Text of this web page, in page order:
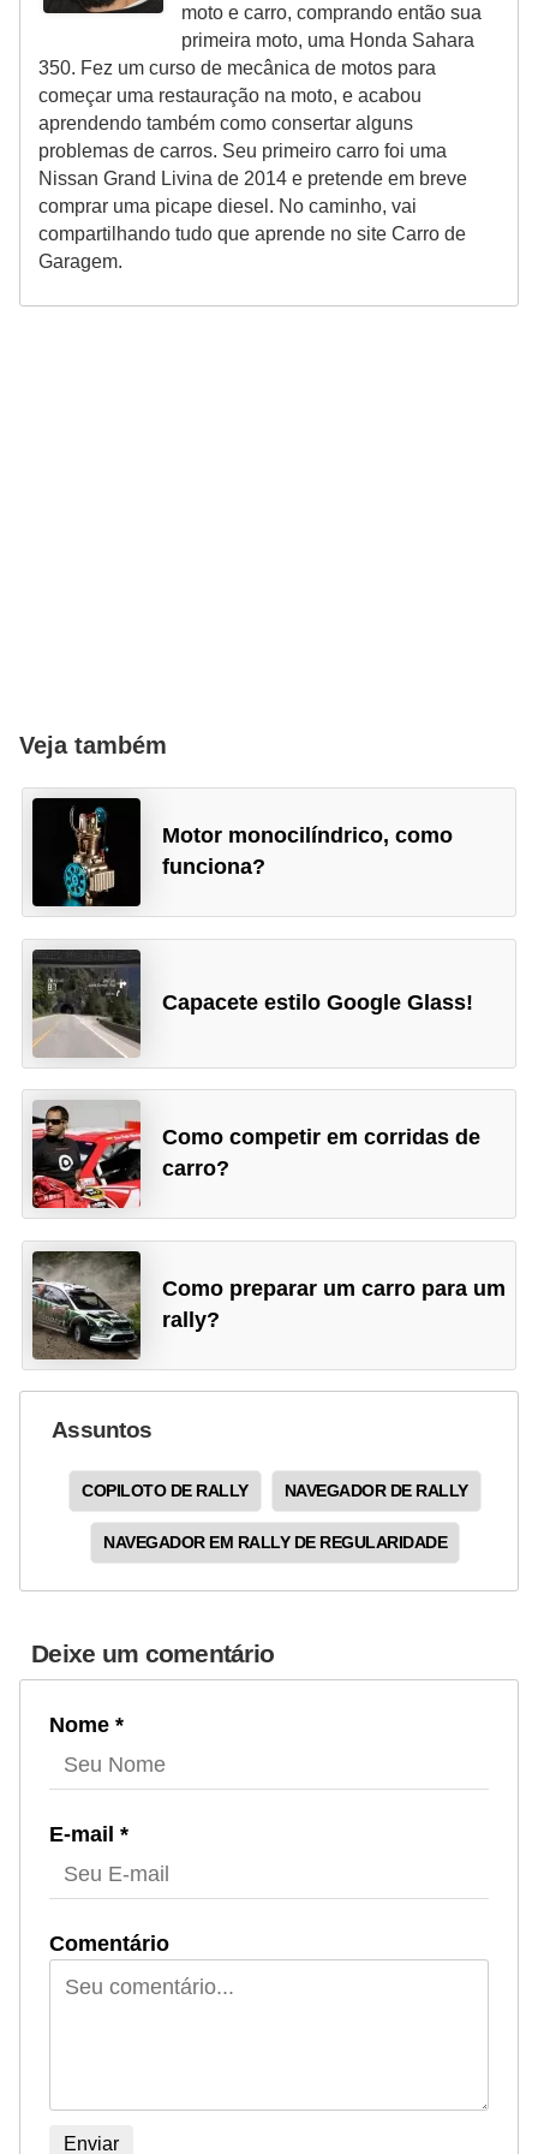
moto e carro, comprando então sua
primeira moto, uma Honda Sahara
350. Fez um curso de mecânica de motos para
começar uma restauração na moto, e acabou
aprendendo também como consertar alguns
problemas de carros. Seu primeiro carro foi uma
Nissan Grand Livina de 2014 e pretende em breve
comprar uma picape diesel. No caminho, vai
compartilhando tudo que aprende no site Carro de
Garagem.
Veja também
Motor monocilíndrico, como
funciona?
Capacete estilo Google Glass!
Como competir em corridas de
carro?
Como preparar um carro para um
rally?
Assuntos
COPILOTO DE RALLY NAVEGADOR DE RALLY
NAVEGADOR EM RALLY DE REGULARIDADE
Deixe um comentário
Nome *
E-mail *
Comentário
e
m
a
n
u
t
ç
g
u
r
o
s